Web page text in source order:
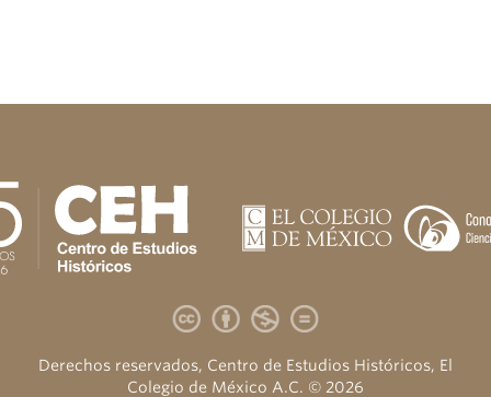
Derechos reservados, Centro de Estudios Históricos, El
Colegio de México A.C. © 2026